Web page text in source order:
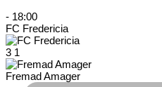
- 18:00
FC Fredericia
3 1
Fremad Amager